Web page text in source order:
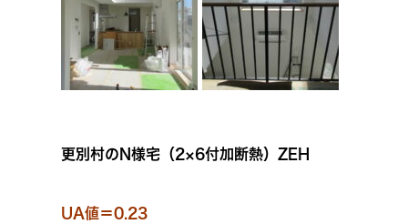
更別村のN様宅（2×6付加断熱）ZEH
UA値＝0.23